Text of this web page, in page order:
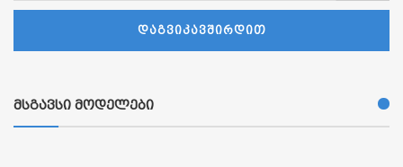
ᲓᲐᲒᲕᲘᲙᲐᲕᲨᲘᲠᲓᲘᲗ
მსგავსი მოდელები